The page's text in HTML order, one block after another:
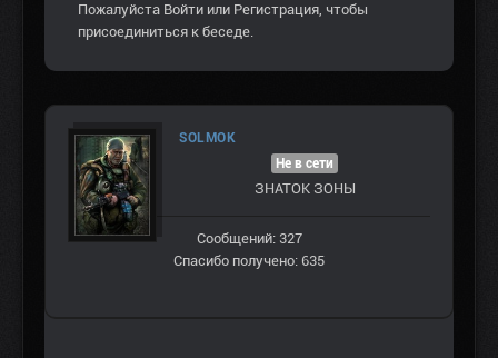
Пожалуйста Войти или Регистрация, чтобы
присоединиться к беседе.
SOLMOK
Не в сети
ЗНАТОК ЗОНЫ
Сообщений: 327
Спасибо получено: 635